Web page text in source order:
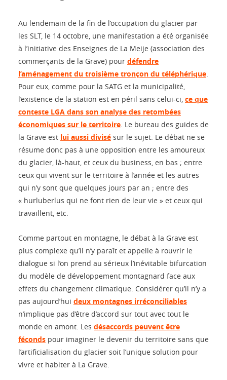
Au lendemain de la fin de l’occupation du glacier par
les SLT, le 14 octobre, une manifestation a été organisée
à l’initiative des Enseignes de La Meije (association des
commerçants de la Grave) pour défendre
l’aménagement du troisième tronçon du téléphérique.
Pour eux, comme pour la SATG et la municipalité,
l’existence de la station est en péril sans celui-ci, ce que
conteste LGA dans son analyse des retombées
économiques sur le territoire. Le bureau des guides de
la Grave est lui aussi divisé sur le sujet. Le débat ne se
résume donc pas à une opposition entre les amoureux
du glacier, là-haut, et ceux du business, en bas ; entre
ceux qui vivent sur le territoire à l’année et les autres
qui n’y sont que quelques jours par an ; entre des
« hurluberlus qui ne font rien de leur vie » et ceux qui
travaillent, etc.
Comme partout en montagne, le débat à la Grave est
plus complexe qu’il n’y paraît et appelle à rouvrir le
dialogue si l’on prend au sérieux l’inévitable bifurcation
du modèle de développement montagnard face aux
effets du changement climatique. Considérer qu’il n’y a
pas aujourd’hui deux montagnes irréconciliables
n’implique pas d’être d’accord sur tout avec tout le
monde en amont. Les désaccords peuvent être
féconds pour imaginer le devenir du territoire sans que
l’artificialisation du glacier soit l’unique solution pour
vivre et habiter à La Grave.